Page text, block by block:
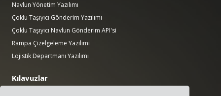
Navlun Yönetim Yazılımı
Çoklu Taşıyıcı Gönderim Yazılımı
Çoklu Taşıyıcı Navlun Gönderim API'si
Rampa Çizelgeleme Yazılımı
Lojistik Departmanı Yazılımı
Kılavuzlar